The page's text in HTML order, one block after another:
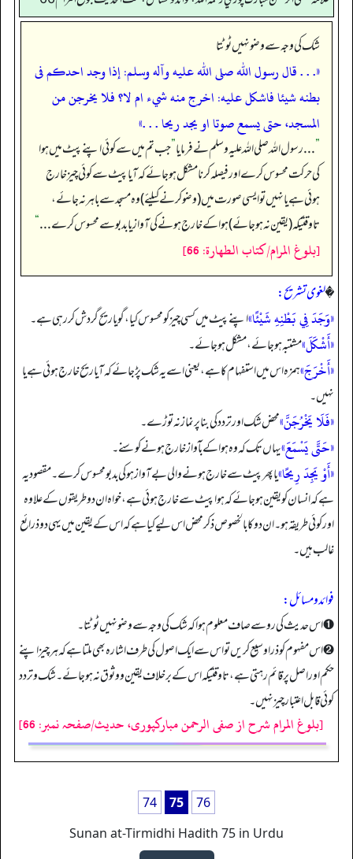
شک کی وجہ سے وضو نہیں ٹوٹتا
«. . . قال رسول الله صلى الله عليه وآله وسلم: ‏‏‏‏إذا وجد احدكم فى
بطنه شيئا فاشكل عليه: اخرج منه شيء ام لا؟ فلا يخرجن من
المسجد،‏‏‏‏ حتى يسمع صوتا او يجد ريحا . . .»
”. . . رسول اللہ صلی اللہ علیہ وسلم نے فرمایا”جب تم میں سے کوئی اپنے پیٹ میں ہوا
کی حرکت محسوس کرے اور فیصلہ کرنا مشکل ہو جائے کہ آیا پیٹ سے کوئی چیز خارج
ہوئی ہے یا نہیں تو ایسی صورت میں (وضو کرنے کیلئے) وہ مسجد سے باہر نہ جائے،
تاوقتیکہ (یقین نہ ہو جائے) ہوا کے خارج ہونے کی آواز یا بدبو سے محسوس کرے . . .“
[بلوغ المرام/كتاب الطهارة: 66]
�لغوی تشریح:
«وَجَدَ فِي بَطْنِهِ شَيْئًا»اپنے پیٹ میں کسی چیز کو محسوس کیا، گویا ریح گردش کر رہی ہے۔
«أَشْكَلَ»مشتبہ ہو جائے، مشکل ہو جائے۔
«أَخْرَجَ»ہمزہ اس میں استفہام کا ہے، یعنی اسے یہ شک پڑ جائے کہ آیا ریح خارج ہوئی ہے یا
نہیں۔
«فَلَا يَخْرُجَنَّ»محض شک اور تردد کی بنا پر نماز نہ توڑے۔
«حَتَّى يَسْمَعَ»یہاں تک کہ وہ ہوا کے بآواز خارج ہونے کو سنے۔
«أَوْ يَجِدَ رِيحًا»یا پھر پیٹ سے خارج ہونے والی بے آواز ہو کی بدبو محسوس کرے۔ مقصود یہ
ہے کہ انسان کو یقین ہو جائے کہ ہوا پیٹ سے خارج ہوئی ہے، خواہ ان دو طریقوں کے علاوہ
اور کوئی طریقہ ہو۔ ان دو کا بالخصوص ذکر محض اس لیے کیا ہے کہ اس کے یقین میں یہی دو ذرائع
غالب ہیں۔
فوائد و مسائل:
➊ اس حدیث کی رو سے صاف معلوم ہوا کہ شک کی وجہ سے وضو نہیں ٹوٹتا۔
➋ اس مفہوم کو ذرا وسیع کریں تو اس سے ایک اصول کی طرف اشارہ بھی ملتا ہے کہ ہر چیز اپنے
حکم اور اصل پر قائم رہتی ہے، تاوقتیکہ اس کے برخلاف یقین و وثوق نہ ہو جائے۔ شک و تردد
کوئی قابل اعتبار چیز نہیں۔
[بلوغ المرام شرح از صفی الرحمن مبارکپوری، حدیث/صفحہ نمبر: 66]
74 75
76
Sunan at-Tirmidhi Hadith 75 in Urdu